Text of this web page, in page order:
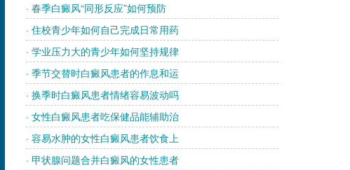
· 春季白癜风“同形反应”如何预防
· 住校青少年如何自己完成日常用药
· 学业压力大的青少年如何坚持规律
· 季节交替时白癜风患者的作息和运
· 换季时白癜风患者情绪容易波动吗
· 女性白癜风患者吃保健品能辅助治
· 容易水肿的女性白癜风患者饮食上
· 甲状腺问题合并白癜风的女性患者